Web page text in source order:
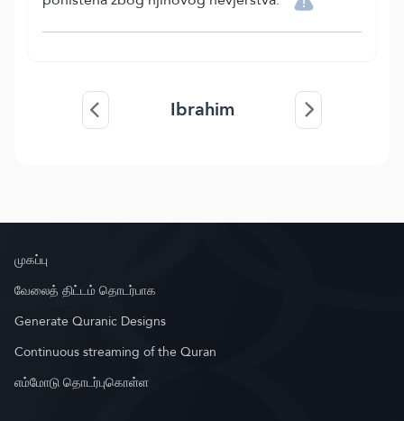
Ibrahim
முகப்பு
வேலைத் திட்டம் தொடர்பாக
Generate Quranic Designs
Continuous streaming of the Quran
எம்மோடு தொடர்புகொள்ள